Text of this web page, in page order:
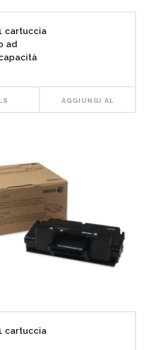
cartuccia
ad
AGGIUNGI AL
cartuccia